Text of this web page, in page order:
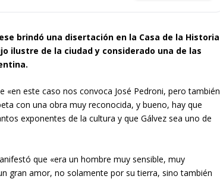
brindó una disertación en la Casa de la Historia
ilustre de la ciudad y considerado una de las
este caso nos convoca José Pedroni, pero también
con una obra muy reconocida, y bueno, hay que
exponentes de la cultura y que Gálvez sea uno de
que «era un hombre muy sensible, muy
gran amor, no solamente por su tierra, sino también